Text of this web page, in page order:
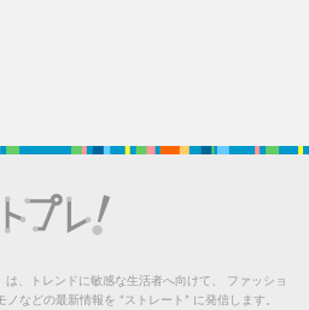
は、トレンドに敏感な生活者へ向けて、
ファッショ
などの最新情報を “ストレート” に発信します。